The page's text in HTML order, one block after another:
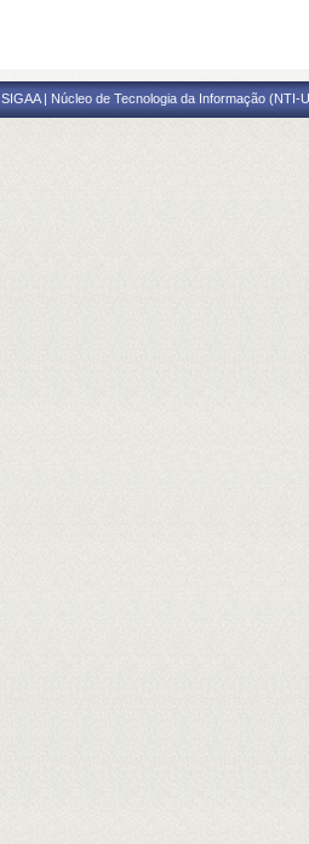
SIGAA | Núcleo de Tecnologia da Informação